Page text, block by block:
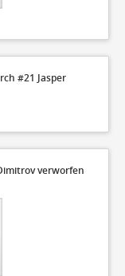
#21 Jasper
verworfen